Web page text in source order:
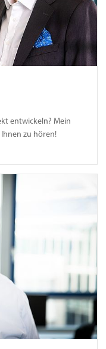
entwickeln? Mein
zu hören!